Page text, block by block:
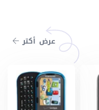
عرض أكتر